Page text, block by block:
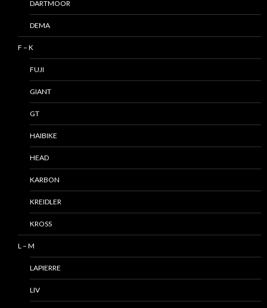
DARTMOOR
DEMA
F – K
FUJI
GIANT
GT
HAIBIKE
HEAD
KARBON
KREIDLER
KROSS
L – M
LAPIERRE
LIV